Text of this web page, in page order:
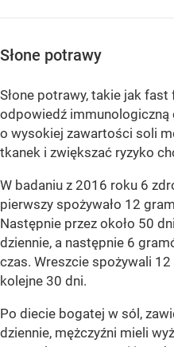
Słone potrawy
Słone potrawy, takie jak
odpowiedź immunologiczną
o wysokiej zawartości soli
tkanek i zwiększać ryzyko
W badaniu z 2016 roku 6
pierwszy spożywało 12
Następnie przez około 50
dziennie, a następnie 6
czas. Wreszcie spożywali
kolejne 30 dni.
Po diecie bogatej w sól,
dziennie, mężczyźni mieli